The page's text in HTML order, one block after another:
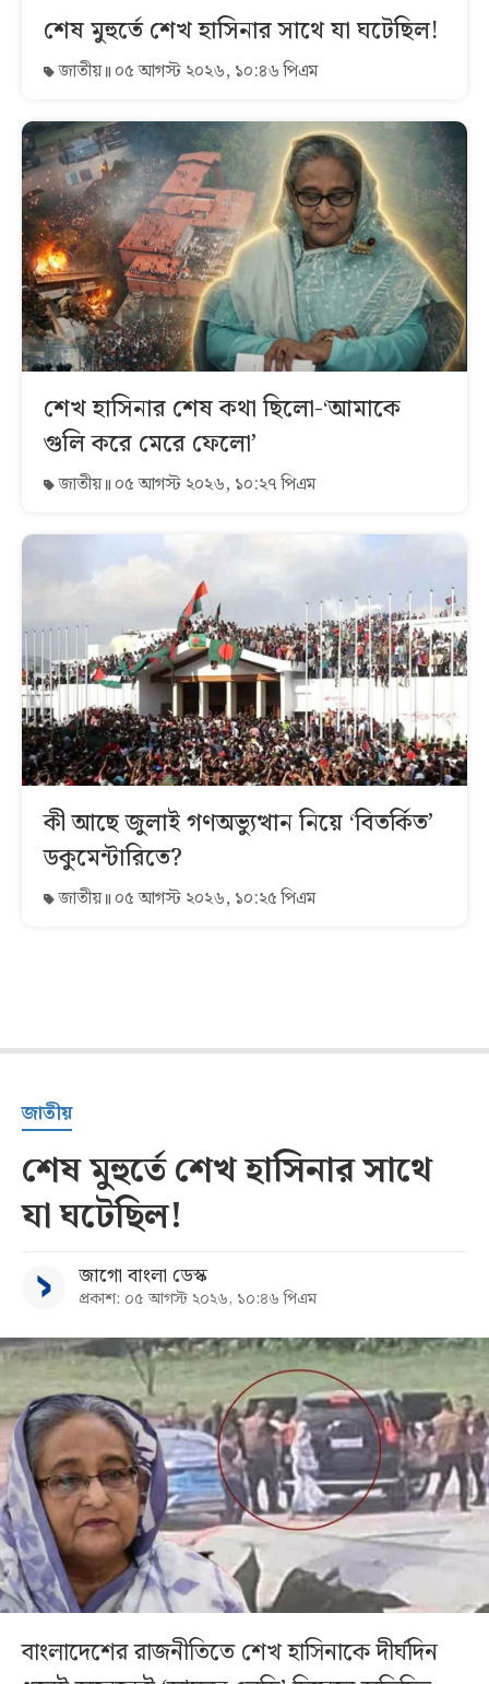
শেষ মুহুর্তে শেখ হাসিনার সাথে যা ঘটেছিল!
জাতীয় ০৫ আগস্ট ২০২৬, ১০:৪৬ পিএম
শেখ হাসিনার শেষ কথা ছিলো-‘আমাকে
গুলি করে মেরে ফেলো’
জাতীয় ০৫ আগস্ট ২০২৬, ১০:২৭ পিএম
কী আছে জুলাই গণঅভ্যুত্থান নিয়ে ‘বিতর্কিত’
ডকুমেন্টারিতে?
জাতীয় ০৫ আগস্ট ২০২৬, ১০:২৫ পিএম
জাতীয়
শেষ মুহুর্তে শেখ হাসিনার সাথে
যা ঘটেছিল!
জাগো বাংলা ডেস্ক
প্রকাশ: ০৫ আগস্ট ২০২৬, ১০:৪৬ পিএম
বাংলাদেশের রাজনীতিতে শেখ হাসিনাকে দীর্ঘদিন